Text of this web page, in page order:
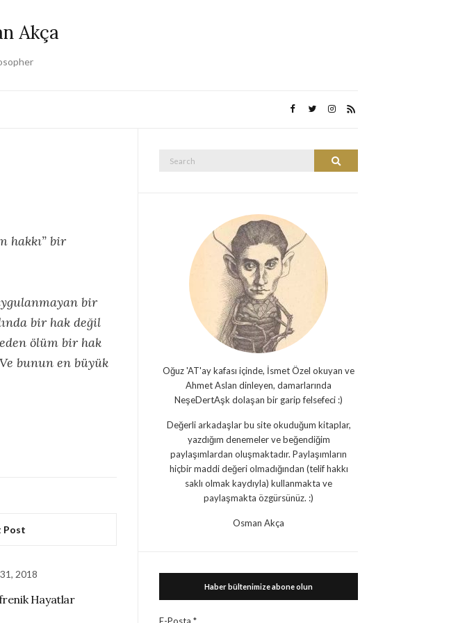
Akça
hakkı” bir
bir
bir hak değil
ölüm bir hak
bunun en büyük
Post
2018
Hayatlar
Search
Oğuz 'AT'ay kafası içinde, İsmet Özel okuyan ve
Ahmet Aslan dinleyen, damarlarında
NeşeDertAşk dolaşan bir garip felsefeci :)
Değerli arkadaşlar bu site okuduğum kitaplar,
yazdığım denemeler ve beğendiğim
paylaşımlardan oluşmaktadır. Paylaşımların
hiçbir maddi değeri olmadığından (telif hakkı
saklı olmak kaydıyla) kullanmakta ve
paylaşmakta özgürsünüz. :)
Osman Akça
Haber bültenimize abone olun